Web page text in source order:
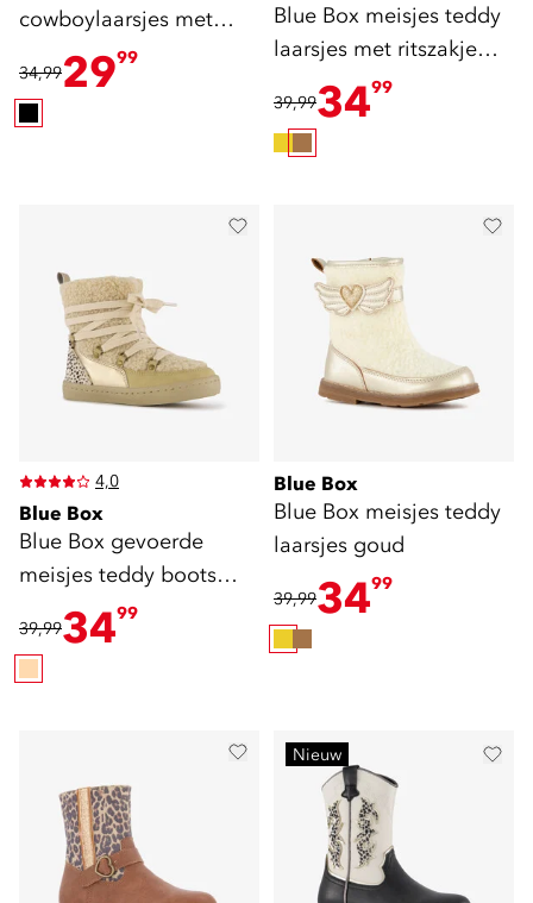
cowboylaarsjes met
luipaardprint zwart
34,992999
Blue Box meisjes teddy
laarsjes met ritszakje
bruin
39,993499
4,0
Blue Box
Blue Box gevoerde
meisjes teddy boots
beige
39,993499
Blue Box
Blue Box meisjes teddy
laarsjes goud
39,993499
Nieuw